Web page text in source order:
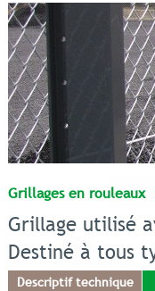
Grillages en rouleaux
Grillage utilisé
Destiné à tous
Descriptif technique